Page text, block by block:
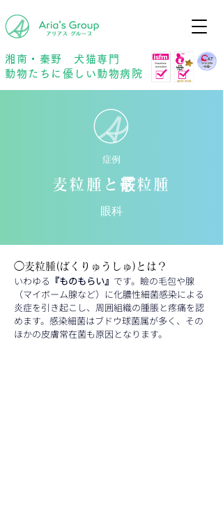
湘南・秦野 犬猫専門
動物たちに優しい動物病院
症例
麦粒腫と霰粒腫
眼科
◯麦粒腫(ばくりゅうしゅ)とは？
いわゆる 『ものもらい』 です。瞼の毛包や腺
（マイボーム腺など）に化膿性細菌感染による
炎症を引き起こし、周囲組織の腫脹と疼痛を認
めます。感染細菌はブドウ球菌属が多く、その
ほかの皮膚常在菌も原因となります。